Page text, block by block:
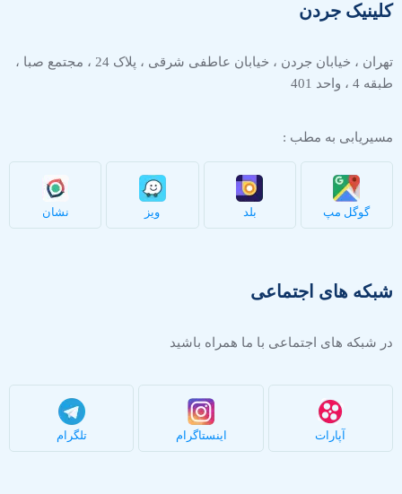
کلینیک جردن
تهران ، خیابان جردن ، خیابان عاطفی شرقی ، پلاک 24 ، مجتمع صبا ،
طبقه 4 ، واحد 401
مسیریابی به مطب :
گوگل مپ بلد ویز نشان
شبکه های اجتماعی
در شبکه های اجتماعی با ما همراه باشید
آپارات اینستاگرام تلگرام